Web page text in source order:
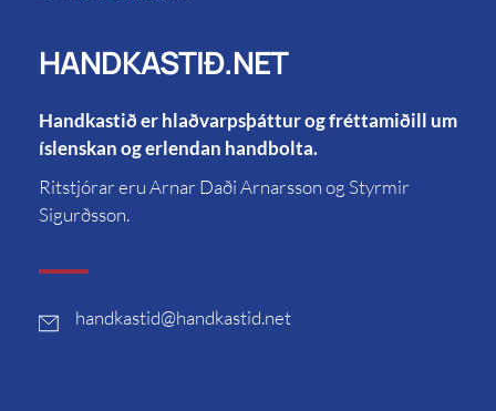
HANDKASTIÐ.NET
Handkastið er hlaðvarpsþáttur og fréttamiðill um
íslenskan og erlendan handbolta.
Ritstjórar eru Arnar Daði Arnarsson og Styrmir
Sigurðsson.
handkastid@handkastid.net